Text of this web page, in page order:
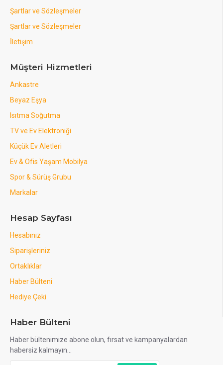
Şartlar ve Sözleşmeler
Şartlar ve Sözleşmeler
İletişim
Müşteri Hizmetleri
Ankastre
Beyaz Eşya
Isıtma Soğutma
TV ve Ev Elektroniği
Küçük Ev Aletleri
Ev & Ofis Yaşam Mobilya
Spor & Sürüş Grubu
Markalar
Hesap Sayfası
Hesabınız
Siparişleriniz
Ortaklıklar
Haber Bülteni
Hediye Çeki
Haber Bülteni
Haber bültenimize abone olun, fırsat ve kampanyalardan
habersiz kalmayın...